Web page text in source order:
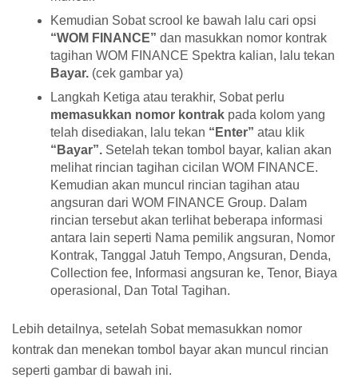
Kemudian Sobat scrool ke bawah lalu cari opsi
“WOM FINANCE” dan masukkan nomor kontrak
tagihan WOM FINANCE Spektra kalian, lalu tekan
Bayar. (cek gambar ya)
Langkah Ketiga atau terakhir, Sobat perlu
memasukkan nomor kontrak pada kolom yang
telah disediakan, lalu tekan “Enter” atau klik
“Bayar”. Setelah tekan tombol bayar, kalian akan
melihat rincian tagihan cicilan WOM FINANCE.
Kemudian akan muncul rincian tagihan atau
angsuran dari WOM FINANCE Group. Dalam
rincian tersebut akan terlihat beberapa informasi
antara lain seperti Nama pemilik angsuran, Nomor
Kontrak, Tanggal Jatuh Tempo, Angsuran, Denda,
Collection fee, Informasi angsuran ke, Tenor, Biaya
operasional, Dan Total Tagihan.
Lebih detailnya, setelah Sobat memasukkan nomor
kontrak dan menekan tombol bayar akan muncul rincian
seperti gambar di bawah ini.